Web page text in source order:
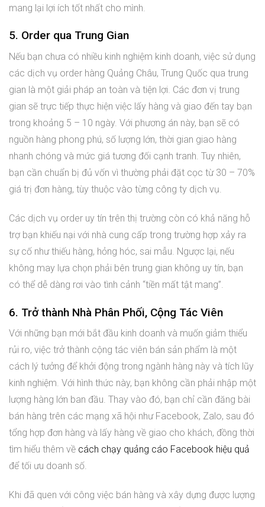
mang lại lợi ích tốt nhất cho mình.
5. Order qua Trung Gian
Nếu bạn chưa có nhiều kinh nghiệm kinh doanh, việc sử dụng
các dịch vụ order hàng Quảng Châu, Trung Quốc qua trung
gian là một giải pháp an toàn và tiện lợi. Các đơn vị trung
gian sẽ trực tiếp thực hiện việc lấy hàng và giao đến tay bạn
trong khoảng 5 – 10 ngày. Với phương án này, bạn sẽ có
nguồn hàng phong phú, số lượng lớn, thời gian giao hàng
nhanh chóng và mức giá tương đối cạnh tranh. Tuy nhiên,
bạn cần chuẩn bị đủ vốn vì thường phải đặt cọc từ 30 – 70%
giá trị đơn hàng, tùy thuộc vào từng công ty dịch vụ.
Các dịch vụ order uy tín trên thị trường còn có khả năng hỗ
trợ bạn khiếu nại với nhà cung cấp trong trường hợp xảy ra
sự cố như thiếu hàng, hỏng hóc, sai mẫu. Ngược lại, nếu
không may lựa chọn phải bên trung gian không uy tín, bạn
có thể dễ dàng rơi vào tình cảnh “tiền mất tật mang”.
6. Trở thành Nhà Phân Phối, Cộng Tác Viên
Với những bạn mới bắt đầu kinh doanh và muốn giảm thiểu
rủi ro, việc trở thành cộng tác viên bán sản phẩm là một
cách lý tưởng để khởi động trong ngành hàng này và tích lũy
kinh nghiệm. Với hình thức này, bạn không cần phải nhập một
lượng hàng lớn ban đầu. Thay vào đó, bạn chỉ cần đăng bài
bán hàng trên các mạng xã hội như Facebook, Zalo, sau đó
tổng hợp đơn hàng và lấy hàng về giao cho khách, đồng thời
tìm hiểu thêm về cách chạy quảng cáo Facebook hiệu quả
để tối ưu doanh số.
Khi đã quen với công việc bán hàng và xây dựng được lượng